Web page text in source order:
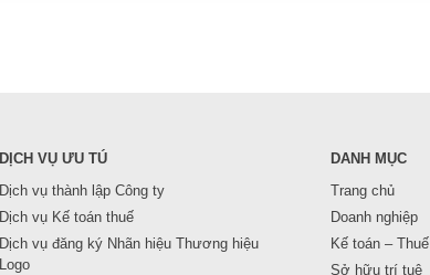
DỊCH VỤ ƯU TÚ
Dịch vụ thành lập Công ty
Dịch vụ Kế toán thuế
Dịch vụ đăng ký Nhãn hiệu Thương hiệu
Logo
DANH MỤC
Trang chủ
Doanh nghiệp
Kế toán – Thuế
Sở hữu trí tuệ